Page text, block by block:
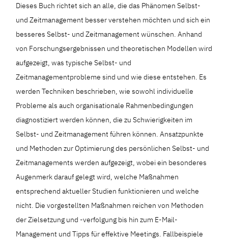
Dieses Buch richtet sich an alle, die das Phänomen Selbst-
und Zeitmanagement besser verstehen möchten und sich ein
besseres Selbst- und Zeitmanagement wünschen. Anhand
von Forschungsergebnissen und theoretischen Modellen wird
aufgezeigt, was typische Selbst- und
Zeitmanagementprobleme sind und wie diese entstehen. Es
werden Techniken beschrieben, wie sowohl individuelle
Probleme als auch organisationale Rahmenbedingungen
diagnostiziert werden können, die zu Schwierigkeiten im
Selbst- und Zeitmanagement führen können. Ansatzpunkte
und Methoden zur Optimierung des persönlichen Selbst- und
Zeitmanagements werden aufgezeigt, wobei ein besonderes
Augenmerk darauf gelegt wird, welche Maßnahmen
entsprechend aktueller Studien funktionieren und welche
nicht. Die vorgestellten Maßnahmen reichen von Methoden
der Zielsetzung und -verfolgung bis hin zum E-Mail-
Management und Tipps für effektive Meetings. Fallbeispiele